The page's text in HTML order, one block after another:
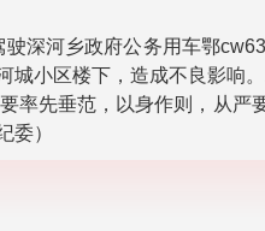
深河乡政府公务用车鄂
小区楼下，造成不良影响
先垂范，以身作则，从严
委）